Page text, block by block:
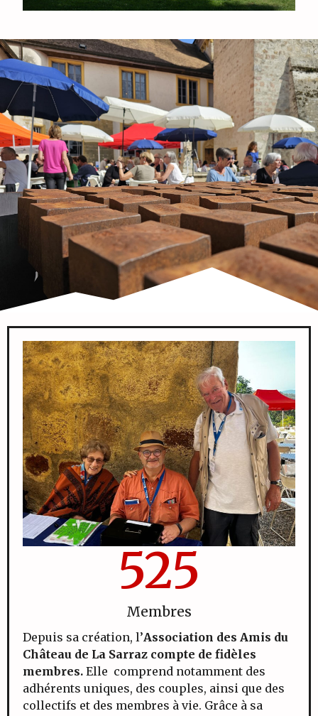
Membres
525
Depuis sa création, l’Association des Amis du
Château de La Sarraz compte de fidèles
membres. Elle comprend notamment des
adhérents uniques, des couples, ainsi que des
collectifs et des membres à vie. Grâce à sa